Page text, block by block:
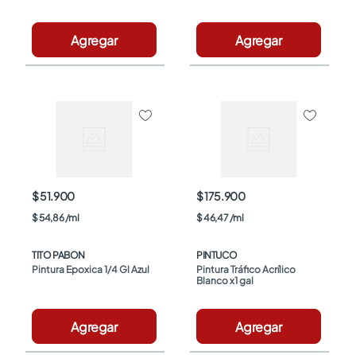
Agregar Agregar
$ 51.900
$54,86/ml
TITO PABON
Pintura Epoxica 1/4 Gl Azul
Agregar
$ 175.900
$46,47/ml
PINTUCO
Pintura Tráfico Acrílico
Blanco x1 gal
Agregar